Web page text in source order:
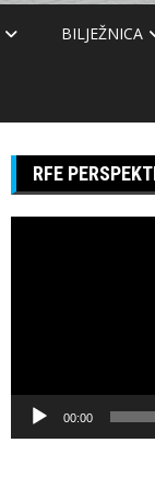
BILJEŽNICA
RFE
00:00